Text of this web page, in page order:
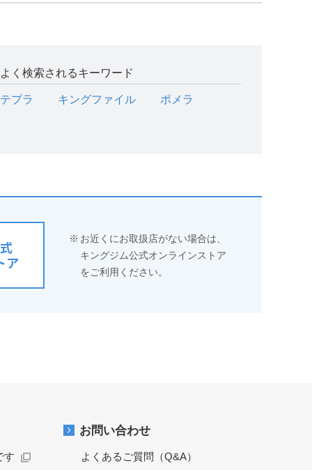
よく検索されるキーワード
テプラ キングファイル ポメラ
ア
※ お近くにお取扱店がない場合は、
キングジム公式オンラインストア
をご利用ください。
す
お問い合わせ
よくあるご質問（Q&A）